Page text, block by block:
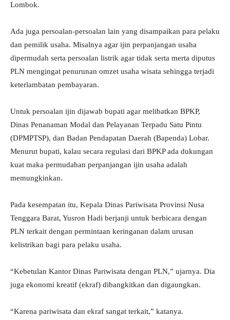
Lombok.
Ada juga persoalan-persoalan lain yang disampaikan para pelaku
dan pemilik usaha. Misalnya agar ijin perpanjangan usaha
dipermudah serta persoalan listrik agar tidak serta merta diputus
PLN mengingat penurunan omzet usaha wisata sehingga terjadi
keterlambatan pembayaran.
Untuk persoalan ijin dijawab bupati agar melibatkan BPKP,
Dinas Penanaman Modal dan Pelayanan Terpadu Satu Pintu
(DPMPTSP), dan Badan Pendapatan Daerah (Bapenda) Lobar.
Menurut bupati, kalau secara regulasi dari BPKP ada dukungan
kuat maka permudahan perpanjangan ijin usaha adalah
memungkinkan.
Pada kesempatan itu, Kepala Dinas Pariwisata Provinsi Nusa
Tenggara Barat, Yusron Hadi berjanji untuk berbicara dengan
PLN terkait dengan permintaan keringanan dalam urusan
kelistrikan bagi para pelaku usaha.
“Kebetulan Kantor Dinas Pariwisata dengan PLN,” ujarnya. Dia
juga ekonomi kreatif (ekraf) dibangkitkan dan digaungkan.
“Karena pariwisata dan ekraf sangat terkait,” katanya.